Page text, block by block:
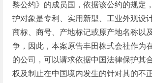
黎公约》的成员国，依据该公约的规定
护对象是专利、实用新型、工业外观设
商标、商号、产地标记或原产地名称以
争，因此，本案原告丰田株式会社作为
的公司，可以请求依据中国法律保护其
权及制止在中国境内发生的针对其的不